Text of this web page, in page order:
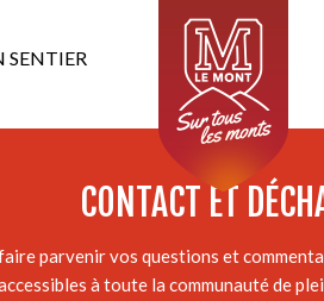
SENTIER
montagne si près ! Beau point de vue
CONTACT ET
parvenir vos questions et
à toute la communauté de